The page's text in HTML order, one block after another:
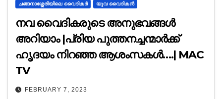
ചങ്ങനാശ്ശേരിയിലെ വൈദികർ യുവ വൈദികൻ
നവ വൈദികരുടെ അനുഭവങ്ങൾ
അറിയാം |പ്രിയ പുത്തനച്ചന്മാർക്ക്
ഹൃദയം നിറഞ്ഞ ആശംസകൾ….| MAC
TV
FEBRUARY 7, 2023